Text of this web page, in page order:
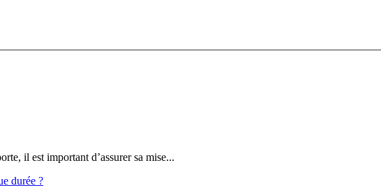
il est important d’assurer sa mise...